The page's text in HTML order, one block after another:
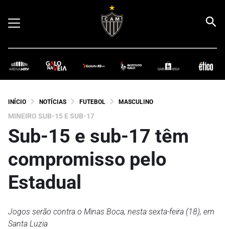
INÍCIO NOTÍCIAS FUTEBOL MASCULINO
MINEIRO SUB-15 E SUB-17
Sub-15 e sub-17 têm
compromisso pelo
Estadual
Jogos serão contra o Minas Boca, nesta sexta-feira (18), em
Santa Luzia